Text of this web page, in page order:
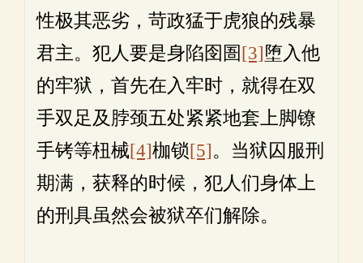
性极其恶劣，苛政猛于虎狼的残暴
君主。犯人要是身陷囹圄[3]堕入他
的牢狱，首先在入牢时，就得在双
手双足及脖颈五处紧紧地套上脚镣
手铐等杻械[4]枷锁[5]。当狱囚服刑
期满，获释的时候，犯人们身体上
的刑具虽然会被狱卒们解除。